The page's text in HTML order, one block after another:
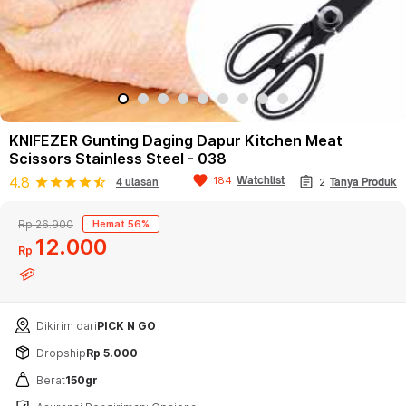
KNIFEZER Gunting Daging Dapur Kitchen Meat
Scissors Stainless Steel - 038
4.8 starstarstarstarstar_half 4 ulasan favorite 184 Watchlist assignment 2 Tanya Produk
Rp 26.900 Hemat 56%
Rp 12 000
Dikirim dariPICK N GO
DropshipRp 5.000
Berat150gr